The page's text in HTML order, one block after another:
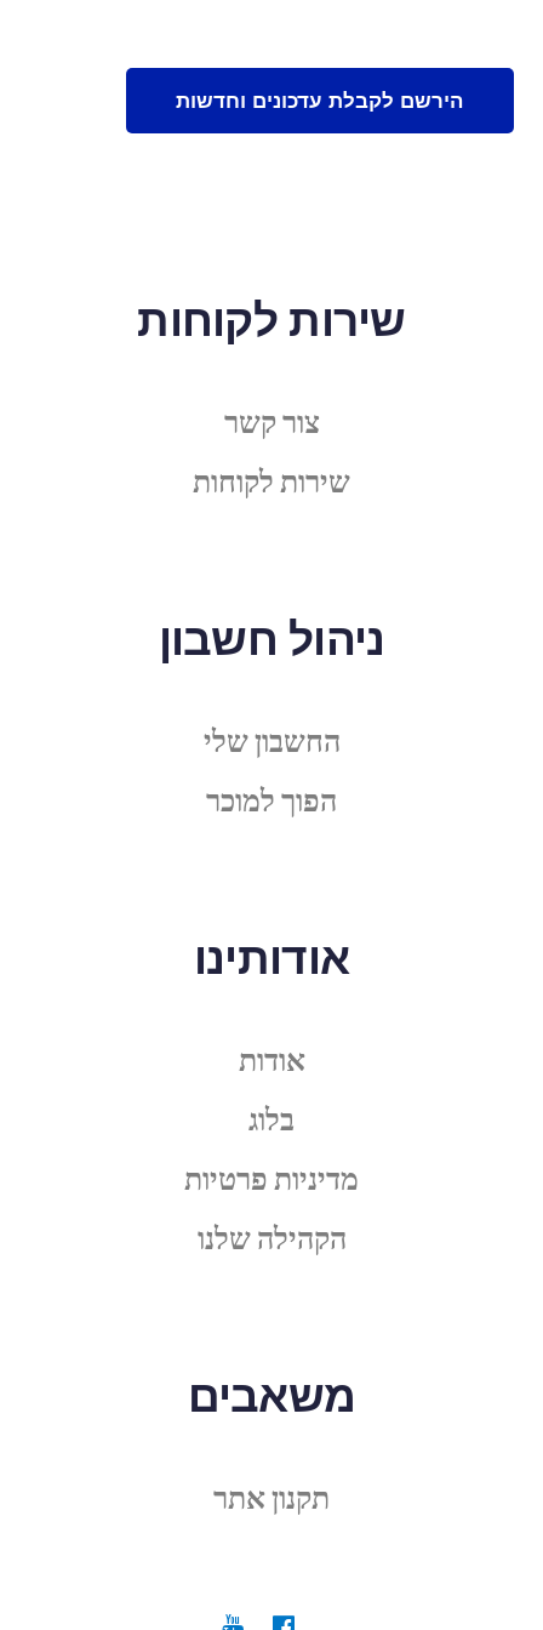
שירות לקוחות
צור קשר
שירות לקוחות
ניהול חשבון
החשבון שלי
הפוך למוכר
אודותינו
אודות
בלוג
מדיניות פרטיות
הקהילה שלנו
משאבים
תקנון אתר